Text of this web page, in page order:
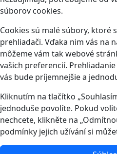
súborov cookies.
Cookies sú malé súbory, ktoré
prehliadači. Vďaka nim vás na
môžeme vám tak webové
vašich preferencií.
vás bude príjemnejšie a
Kliknutím na tlačítko
jednoduše povolíte. Pokud
nechcete, klikněte na
podmínky jejich užívání si